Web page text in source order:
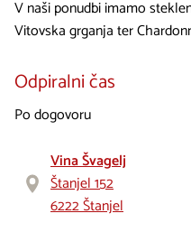
V naši ponudbi imamo
Vitovska grganja ter
Odpiralni čas
Po dogovoru
Vina Švagelj
Štanjel 152
6222 Štanjel